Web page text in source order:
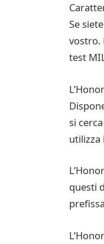
Se
vostro.
test
si
utilizza
questi